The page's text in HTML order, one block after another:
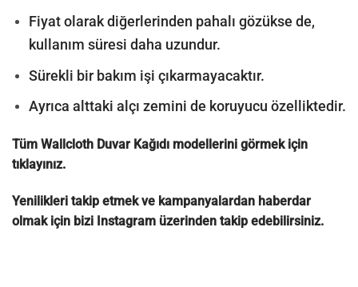
Fiyat olarak diğerlerinden pahalı gözükse de,
kullanım süresi daha uzundur.
Sürekli bir bakım işi çıkarmayacaktır.
Ayrıca alttaki alçı zemini de koruyucu özelliktedir.
Tüm Wallcloth Duvar Kağıdı modellerini görmek için
tıklayınız.
Yenilikleri takip etmek ve kampanyalardan haberdar
olmak için bizi Instagram üzerinden takip edebilirsiniz.